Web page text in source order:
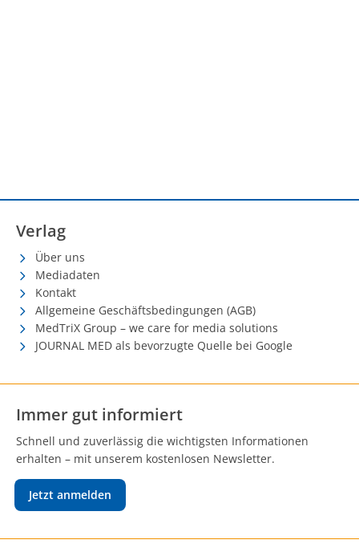
Verlag
Über uns
Mediadaten
Kontakt
Allgemeine Geschäftsbedingungen (AGB)
MedTriX Group – we care for media solutions
JOURNAL MED als bevorzugte Quelle bei Google
Immer gut informiert
Schnell und zuverlässig die wichtigsten Informationen
erhalten – mit unserem kostenlosen Newsletter.
Jetzt anmelden